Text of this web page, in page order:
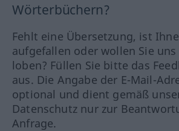
Wörterbüchern?
Fehlt eine Übersetzung, ist
aufgefallen oder wollen Sie
loben? Füllen Sie bitte das
aus. Die Angabe der E-Mail-
optional und dient gemäß
Datenschutz nur zur
Anfrage.